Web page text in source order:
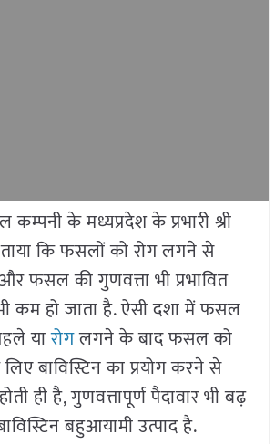
कम्पनी के मध्यप्रदेश के प्रभारी श्री
कि फसलों को रोग लगने से
फसल की गुणवत्ता भी प्रभावित
कम हो जाता है. ऐसी दशा में फसल
यारोगलगने के बाद फसल को
बाविस्टिन का प्रयोग करने से
ही है, गुणवत्तापूर्ण पैदावार भी बढ़
बहुआयामी उत्पाद है.